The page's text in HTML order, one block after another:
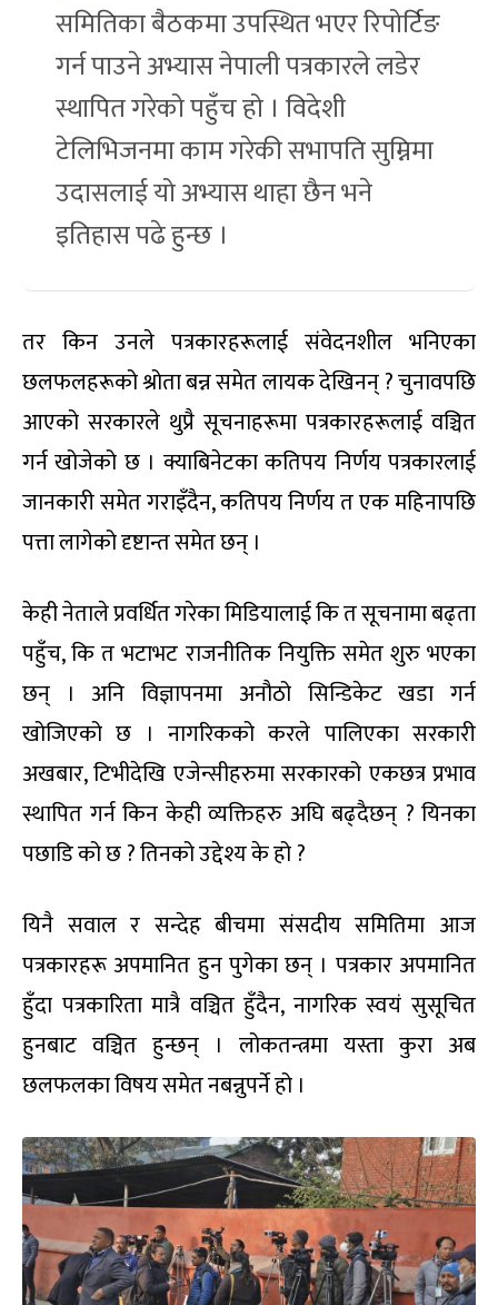
समितिका बैठकमा उपस्थित भएर रिपोर्टिङ
गर्न पाउने अभ्यास नेपाली पत्रकारले लडेर
स्थापित गरेको पहुँच हो । विदेशी
टेलिभिजनमा काम गरेकी सभापति सुम्निमा
उदासलाई यो अभ्यास थाहा छैन भने
इतिहास पढे हुन्छ ।
तर किन उनले पत्रकारहरूलाई संवेदनशील भनिएका
छलफलहरूको श्रोता बन्न समेत लायक देखिनन् ? चुनावपछि
आएको सरकारले थुप्रै सूचनाहरूमा पत्रकारहरूलाई वञ्चित
गर्न खोजेको छ । क्याबिनेटका कतिपय निर्णय पत्रकारलाई
जानकारी समेत गराइँदैन, कतिपय निर्णय त एक महिनापछि
पत्ता लागेको दृष्टान्त समेत छन् ।
केही नेताले प्रवर्धित गरेका मिडियालाई कि त सूचनामा बढ्ता
पहुँच, कि त भटाभट राजनीतिक नियुक्ति समेत शुरु भएका
छन् । अनि विज्ञापनमा अनौठो सिन्डिकेट खडा गर्न
खोजिएको छ । नागरिकको करले पालिएका सरकारी
अखबार, टिभीदेखि एजेन्सीहरुमा सरकारको एकछत्र प्रभाव
स्थापित गर्न किन केही व्यक्तिहरु अघि बढ्दैछन् ? यिनका
पछाडि को छ ? तिनको उद्देश्य के हो ?
यिनै सवाल र सन्देह बीचमा संसदीय समितिमा आज
पत्रकारहरू अपमानित हुन पुगेका छन् । पत्रकार अपमानित
हुँदा पत्रकारिता मात्रै वञ्चित हुँदैन, नागरिक स्वयं सुसूचित
हुनबाट वञ्चित हुन्छन् । लोकतन्त्रमा यस्ता कुरा अब
छलफलका विषय समेत नबन्नुपर्ने हो ।